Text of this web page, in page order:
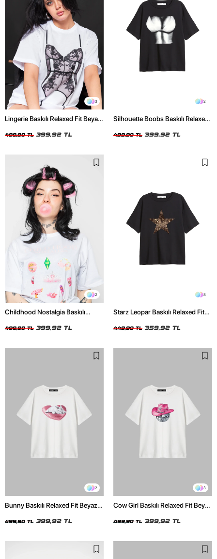
3
Lingerie Baskılı Relaxed Fit Beyaz
499,90 TL 399,92 TL
2
Silhouette Boobs Baskılı Relaxed
499,90 TL 399,92 TL
2
Childhood Nostalgia Baskılı
499,90 TL 399,92 TL
8
Starz Leopar Baskılı Relaxed Fit
449,90 TL 359,92 TL
2
Bunny Baskılı Relaxed Fit Beyaz
499,90 TL 399,92 TL
3
Cow Girl Baskılı Relaxed Fit Beyaz
499,90 TL 399,92 TL